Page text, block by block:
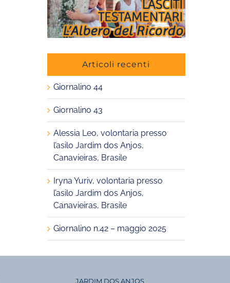
Articoli recenti
Giornalino 44
Giornalino 43
Alessia Leo, volontaria presso
l’asilo Jardim dos Anjos,
Canavieiras, Brasile
Iryna Yuriv, volontaria presso
l’asilo Jardim dos Anjos,
Canavieiras, Brasile
Giornalino n.42 – maggio 2025
JARDIM DOS ANJOS